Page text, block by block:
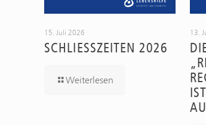
15. Juli 2026
SCHLIESSZEITEN 2026
Weiterlesen
13.